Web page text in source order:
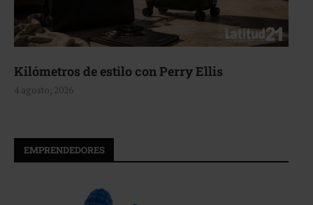
Aerie, texturas que fluyen
EMPRENDEDORES